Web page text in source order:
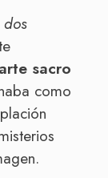
dos
sacro
como